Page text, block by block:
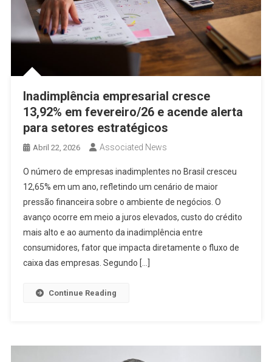
Inadimplência empresarial cresce
13,92% em fevereiro/26 e acende alerta
para setores estratégicos
Abril 22, 2026 Associated News
O número de empresas inadimplentes no Brasil cresceu
12,65% em um ano, refletindo um cenário de maior
pressão financeira sobre o ambiente de negócios. O
avanço ocorre em meio a juros elevados, custo do crédito
mais alto e ao aumento da inadimplência entre
consumidores, fator que impacta diretamente o fluxo de
caixa das empresas. Segundo […]
Continue Reading